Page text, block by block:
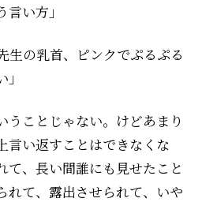
言い方」
生の乳首、ピンクでぷるぷる
ことじゃない。けどあまり
言い返すことはできなくな
て、長い間誰にも見せたこと
れて、露出させられて、いや